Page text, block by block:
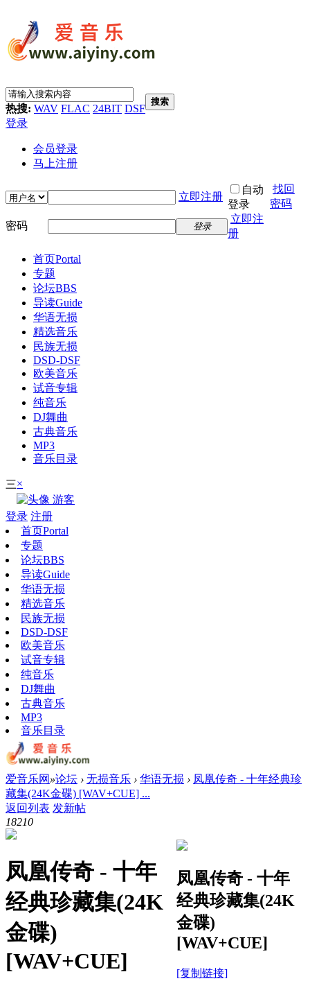
热搜: WAV FLAC 24BIT DSF
搜索
登录
会员登录
马上注册
立即注册
自动
登录
找回
密码
密码
登录
立即注
册
首页Portal
专题
论坛BBS
导读Guide
华语无损
精选音乐
民族无损
DSD-DSF
欧美音乐
试音专辑
纯音乐
DJ舞曲
古典音乐
MP3
音乐目录
三×
游客
登录 注册
首页Portal
专题
论坛BBS
导读Guide
华语无损
精选音乐
民族无损
DSD-DSF
欧美音乐
试音专辑
纯音乐
DJ舞曲
古典音乐
MP3
音乐目录
爱音乐网 »论坛 › 无损音乐 › 华语无损 › 凤凰传奇 - 十年经典珍
藏集(24K金碟) [WAV+CUE] ...
返回列表 发新帖
18210
凤凰传奇 - 十年
经典珍藏集(24K
金碟)
[WAV+CUE]
凤凰传奇 - 十年
经典珍藏集(24K
金碟)
[WAV+CUE]
[复制链接]